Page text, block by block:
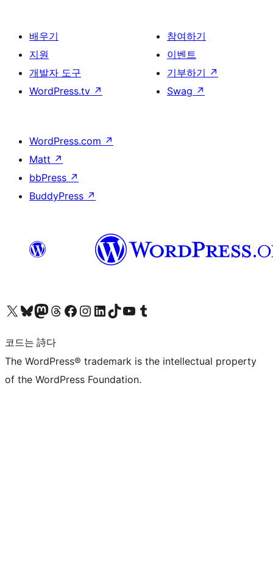
배우기
지원
개발자 도구
WordPress.tv ↗
참여하기
이벤트
기부하기 ↗
Swag ↗
WordPress.com ↗
Matt ↗
bbPress ↗
BuddyPress ↗
X(이전 트위터) 계정 방문하기블루스카이 계정 방문하기마스토돈 계정 방문하기스레드 계정 방문하기 페이스북 페이지 방문하기인스타그램 계정 방문하기 LinkedIn 계정 방문하기틱톡 계정 방문하기유튜브 채널 방문하기 텀블러 계정 방문하기
코드는 詩다
The WordPress® trademark is the intellectual property
of the WordPress Foundation.